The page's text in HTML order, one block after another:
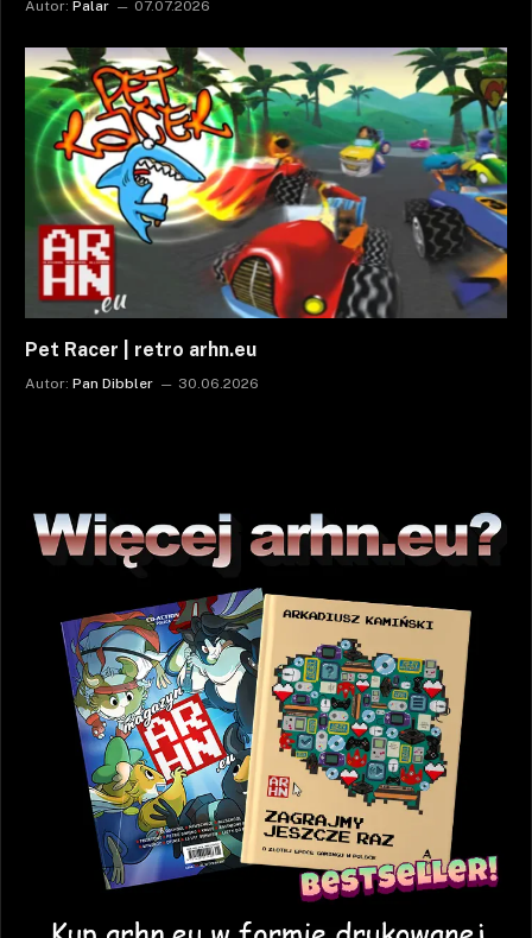
Autor: Palar 07.07.2026
Pet Racer | retro arhn.eu
Autor: Pan Dibbler 30.06.2026